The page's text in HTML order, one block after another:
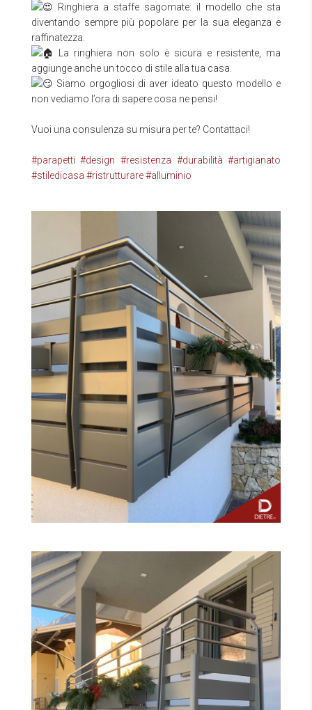
Ringhiera a staffe sagomate: il modello che sta
diventando sempre più popolare per la sua eleganza e
raffinatezza.
La ringhiera non solo è sicura e resistente, ma
aggiunge anche un tocco di stile alla tua casa.
Siamo orgogliosi di aver ideato questo modello e
non vediamo l’ora di sapere cosa ne pensi!
Vuoi una consulenza su misura per te? Contattaci!
#parapetti #design #resistenza #durabilità #artigianato
#stiledicasa #ristrutturare #alluminio